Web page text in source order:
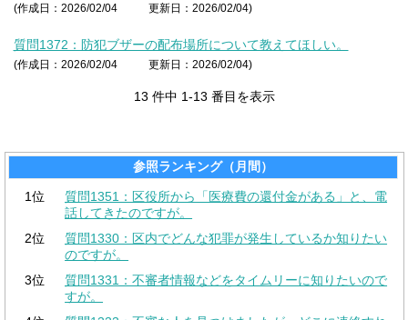
(作成日：2026/02/04 更新日：2026/02/04)
質問1372：防犯ブザーの配布場所について教えてほしい。
(作成日：2026/02/04 更新日：2026/02/04)
13 件中 1-13 番目を表示
参照ランキング（月間）
1位
質問1351：区役所から「医療費の還付金がある」と、電
話してきたのですが。
2位
質問1330：区内でどんな犯罪が発生しているか知りたい
のですが。
3位
質問1331：不審者情報などをタイムリーに知りたいので
すが。